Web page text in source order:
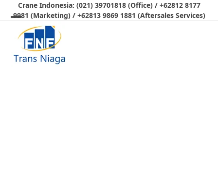
content
Crane Indonesia: (021) 39701818 (Office) / +62812 8177
9981 (Marketing) / +62813 9869 1881 (Aftersales Services)
Open
mobile
menu
Close
mobile
menu